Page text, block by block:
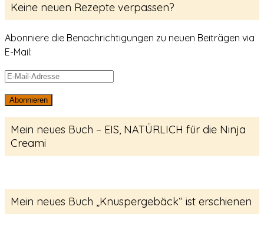
Keine neuen Rezepte verpassen?
Abonniere die Benachrichtigungen zu neuen Beiträgen via
E-Mail:
E-
Adresse
Abonnieren
Mein neues Buch – EIS, NATÜRLICH für die Ninja
Creami
Mein neues Buch „Knuspergebäck“ ist erschienen